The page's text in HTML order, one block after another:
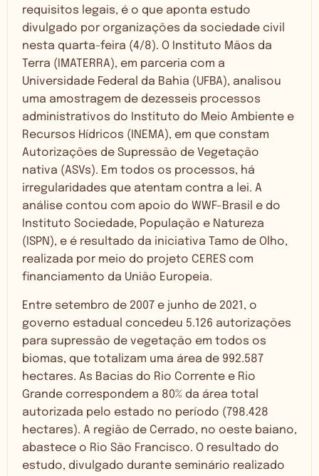
requisitos legais, é o que aponta estudo
divulgado por organizações da sociedade civil
nesta quarta-feira (4/8). O Instituto Mãos da
Terra (IMATERRA), em parceria com a
Universidade Federal da Bahia (UFBA), analisou
uma amostragem de dezesseis processos
administrativos do Instituto do Meio Ambiente e
Recursos Hídricos (INEMA), em que constam
Autorizações de Supressão de Vegetação
nativa (ASVs). Em todos os processos, há
irregularidades que atentam contra a lei. A
análise contou com apoio do WWF-Brasil e do
Instituto Sociedade, População e Natureza
(ISPN), e é resultado da iniciativa Tamo de Olho,
realizada por meio do projeto CERES com
financiamento da União Europeia.
Entre setembro de 2007 e junho de 2021, o
governo estadual concedeu 5.126 autorizações
para supressão de vegetação em todos os
biomas, que totalizam uma área de 992.587
hectares. As Bacias do Rio Corrente e Rio
Grande correspondem a 80% da área total
autorizada pelo estado no período (798.428
hectares). A região de Cerrado, no oeste baiano,
abastece o Rio São Francisco. O resultado do
estudo, divulgado durante seminário realizado